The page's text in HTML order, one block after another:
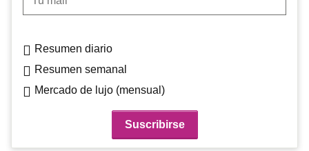
Resumen diario
Resumen semanal
Mercado de lujo (mensual)